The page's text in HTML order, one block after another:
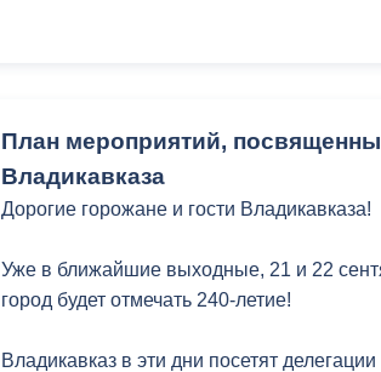
План мероприятий,
Владикавказа
Дорогие горожане и гости Владикавказа!
Уже в ближайшие выходные, 21 и 22
город будет отмечать 240-летие!
Владикавказ в эти дни посетят